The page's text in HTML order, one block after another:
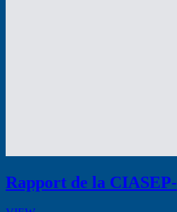
Rapport de la